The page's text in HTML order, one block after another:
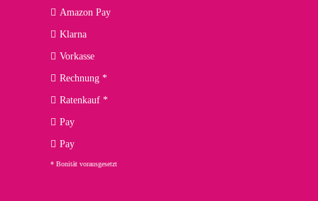
Amazon Pay
Klarna
Vorkasse
Rechnung *
Ratenkauf *
Pay
Pay
* Bonität vorausgesetzt